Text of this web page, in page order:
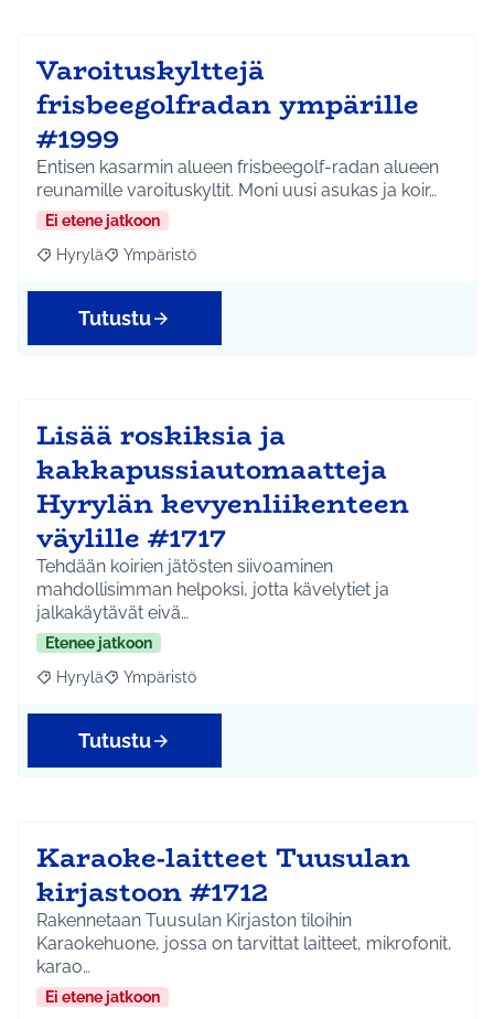
Varoituskylttejä
frisbeegolfradan ympärille
#1999
Entisen kasarmin alueen frisbeegolf-radan alueen
reunamille varoituskyltit. Moni uusi asukas ja koir…
Ei etene jatkoon
Rajaa tulokset aihepiirin mukaan: Hyrylä
Hyrylä Rajaa tulokset teeman mukaan: Ympäristö
Ympäristö
Tutustu
Lisää roskiksia ja
kakkapussiautomaatteja
Hyrylän kevyenliikenteen
väylille #1717
Tehdään koirien jätösten siivoaminen
mahdollisimman helpoksi, jotta kävelytiet ja
jalkakäytävät eivä…
Etenee jatkoon
Rajaa tulokset aihepiirin mukaan: Hyrylä
Hyrylä Rajaa tulokset teeman mukaan: Ympäristö
Ympäristö
Tutustu
Karaoke-laitteet Tuusulan
kirjastoon #1712
Rakennetaan Tuusulan Kirjaston tiloihin
Karaokehuone, jossa on tarvittat laitteet, mikrofonit,
karao…
Ei etene jatkoon